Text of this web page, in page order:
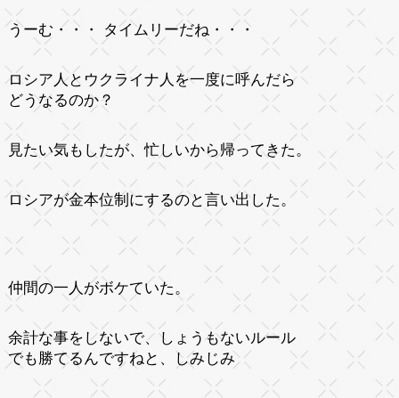
うーむ・・・ タイムリーだね・・・
ロシア人とウクライナ人を一度に呼んだら
どうなるのか？
見たい気もしたが、忙しいから帰ってきた。
ロシアが金本位制にするのと言い出した。
仲間の一人がボケていた。
余計な事をしないで、しょうもないルール
でも勝てるんですねと、しみじみ